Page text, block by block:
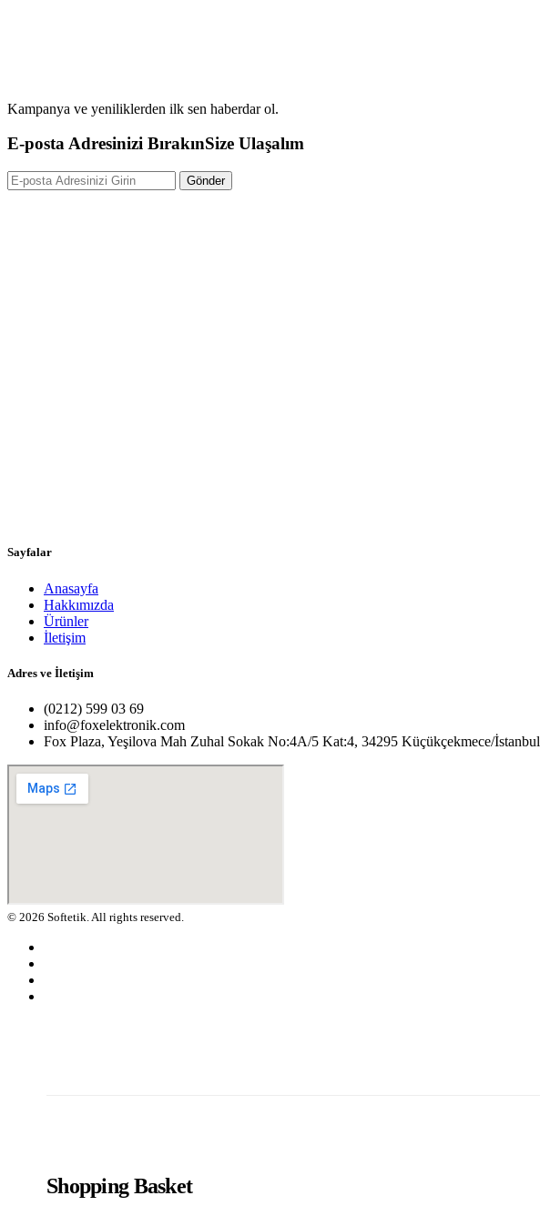
Kampanya ve yeniliklerden ilk sen haberdar ol.
E-posta Adresinizi BırakınSize Ulaşalım
Sayfalar
Anasayfa
Hakkımızda
Ürünler
İletişim
Adres ve İletişim
(0212) 599 03 69
info@foxelektronik.com
Fox Plaza, Yeşilova Mah Zuhal Sokak No:4A/5 Kat:4, 34295 Küçükçekmece/İstanbul
© 2026 Softetik. All rights reserved.
Shopping Basket